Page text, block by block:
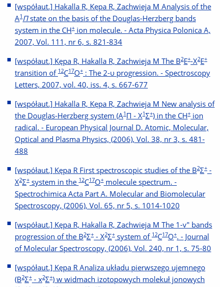
[współaut.] Hakalla R, Kępa R, Zachwieja M Analysis of the
A1 Πstate on the basis of the Douglas-Herzberg bands
system in the CH+ ion molecule. - Acta Physica Polonica A,
2007, Vol. 111, nr 6, s. 821-834
[współaut.] Kępa R, Hakalla R, Zachwieja M The B2Ε+-X2Ε+
transition of 12C17O+ : The 2-υ progression. - Spectroscopy
Letters, 2007, vol. 40, iss. 4, s. 667-677
[współaut.] Hakalla R, Kępa R, Zachwieja M New analysis of
the Douglas-Herzberg system (A1 Π - X1Σ+) in the CH+ ion
radical. - European Physical Journal D. Atomic, Molecular,
Optical and Plasma Physics, (2006), Vol. 38, nr 3, s. 481-
488
[współaut.] Kępa R First spectroscopic studies of the B2Σ+ -
X2Σ+ system in the 12C17O+ molecule spectrum. -
Spectrochimica Acta Part A. Molecular and Biomolecular
Spectroscopy, (2006), Vol. 65, nr 5, s. 1014-1020
[współaut.] Kępa R, Hakalla R, Zachwieja M The 1-v" bands
progression of the B2Σ+ - X2Σ+ system of 12C17O+. - Journal
of Molecular Spectroscopy, (2006), Vol. 240, nr 1, s. 75-80
[współaut.] Kępa R Analiza układu pierwszego ujemnego
(B2Σ+ - x2Σ+) w widmach izotopowych molekuł jonowych